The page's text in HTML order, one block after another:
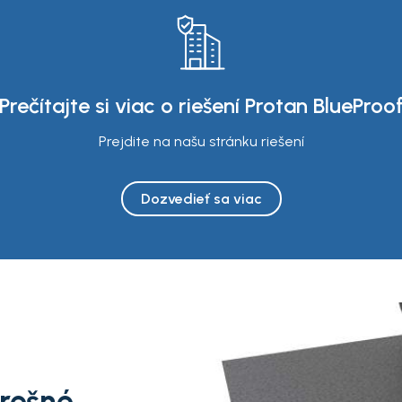
Prečítajte si viac o riešení Protan
Prejdite na našu stránku riešení
Dozvedieť sa viac